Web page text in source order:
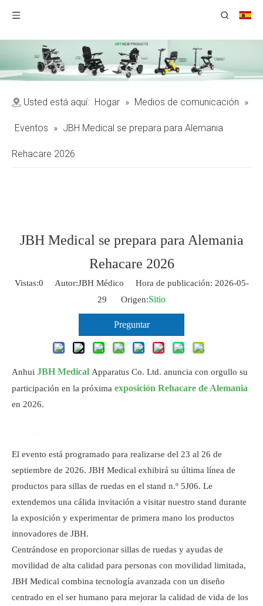
Usted está aquí: Hogar » Medios de comunicación »
Eventos » JBH Medical se prepara para Alemania
Rehacare 2026
JBH Medical se prepara para Alemania
Rehacare 2026
Vistas:0 Autor:JBH Médico Hora de publicación: 2026-05-
29 Origen:Sitio
Preguntar
Anhui JBH Medical Apparatus Co. Ltd. anuncia con orgullo su
participación en la próxima exposición Rehacare de Alemania
en 2026.
El evento está programado para realizarse del 23 al 26 de
septiembre de 2026. JBH Medical exhibirá su última línea de
productos para sillas de ruedas en el stand n.º 5J06. Le
extendemos una cálida invitación a visitar nuestro stand durante
la exposición y experimentar de primera mano los productos
innovadores de JBH.
Centrándose en proporcionar sillas de ruedas y ayudas de
movilidad de alta calidad para personas con movilidad limitada,
JBH Medical combina tecnología avanzada con un diseño
centrado en el ser humano para mejorar la calidad de vida de los